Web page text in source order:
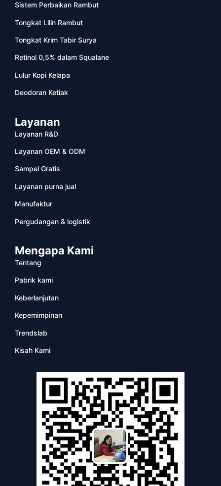
Sistem Perbaikan Rambut
Tongkat Lilin Rambut
Tongkat Krim Tabir Surya
Retinol 0,5% dalam Squalane
Lulur Kopi Kelapa
Deodoran Ketiak
Layanan
Layanan R&D
Layanan OEM & ODM
Sampel Gratis
Layanan purna jual
Manufaktur
Pergudangan & logistik
Mengapa Kami
Tentang
Pabrik kami
Keberlanjutan
Kepemimpinan
Trendslab
Kisah Kami